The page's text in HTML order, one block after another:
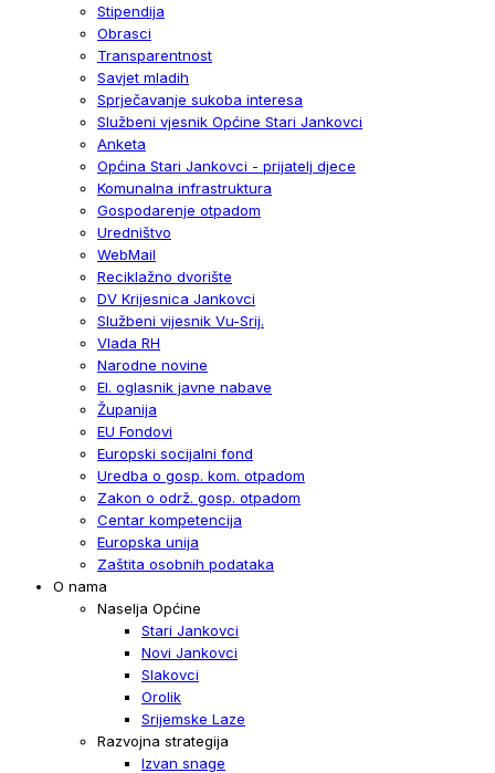
Stipendija
Obrasci
Transparentnost
Savjet mladih
Sprječavanje sukoba interesa
Službeni vjesnik Općine Stari Jankovci
Anketa
Općina Stari Jankovci - prijatelj djece
Komunalna infrastruktura
Gospodarenje otpadom
Uredništvo
WebMail
Reciklažno dvorište
DV Krijesnica Jankovci
Službeni vijesnik Vu-Srij.
Vlada RH
Narodne novine
El. oglasnik javne nabave
Županija
EU Fondovi
Europski socijalni fond
Uredba o gosp. kom. otpadom
Zakon o održ. gosp. otpadom
Centar kompetencija
Europska unija
Zaštita osobnih podataka
O nama
Naselja Općine
Stari Jankovci
Novi Jankovci
Slakovci
Orolik
Srijemske Laze
Razvojna strategija
Izvan snage